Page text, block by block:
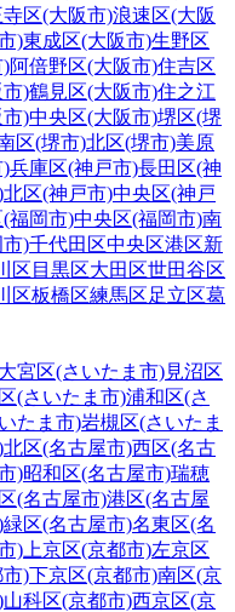
寺区(大阪市)浪速区(大阪
)東成区(大阪市)生野区
)阿倍野区(大阪市)住吉区
)鶴見区(大阪市)住之江
)中央区(大阪市)堺区(堺
区(堺市)北区(堺市)美原
)兵庫区(神戸市)長田区(神
北区(神戸市)中央区(神戸
福岡市)中央区(福岡市)南
)千代田区中央区港区新
区 目黒区大田区世田谷区
区板橋区練馬区足立区葛
大宮区(さいたま市)見沼区
(さいたま市)浦和区(さ
たま市)岩槻区(さいたま
北区(名古屋市)西区(名古
)昭和区(名古屋市)瑞穂
(名古屋市)港区(名古屋
緑区(名古屋市)名東区(名
) 上京区(京都市)左京区
)下京区(京都市)南区(京
山科区(京都市)西京区(京